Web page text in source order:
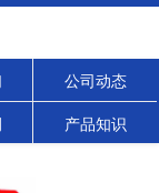
公司动态
产品知识